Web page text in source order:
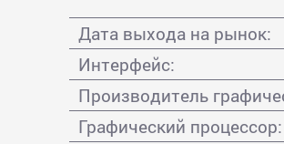
Дата выхода на рынок:
Интерфейс:
Производитель
Графический процессор: